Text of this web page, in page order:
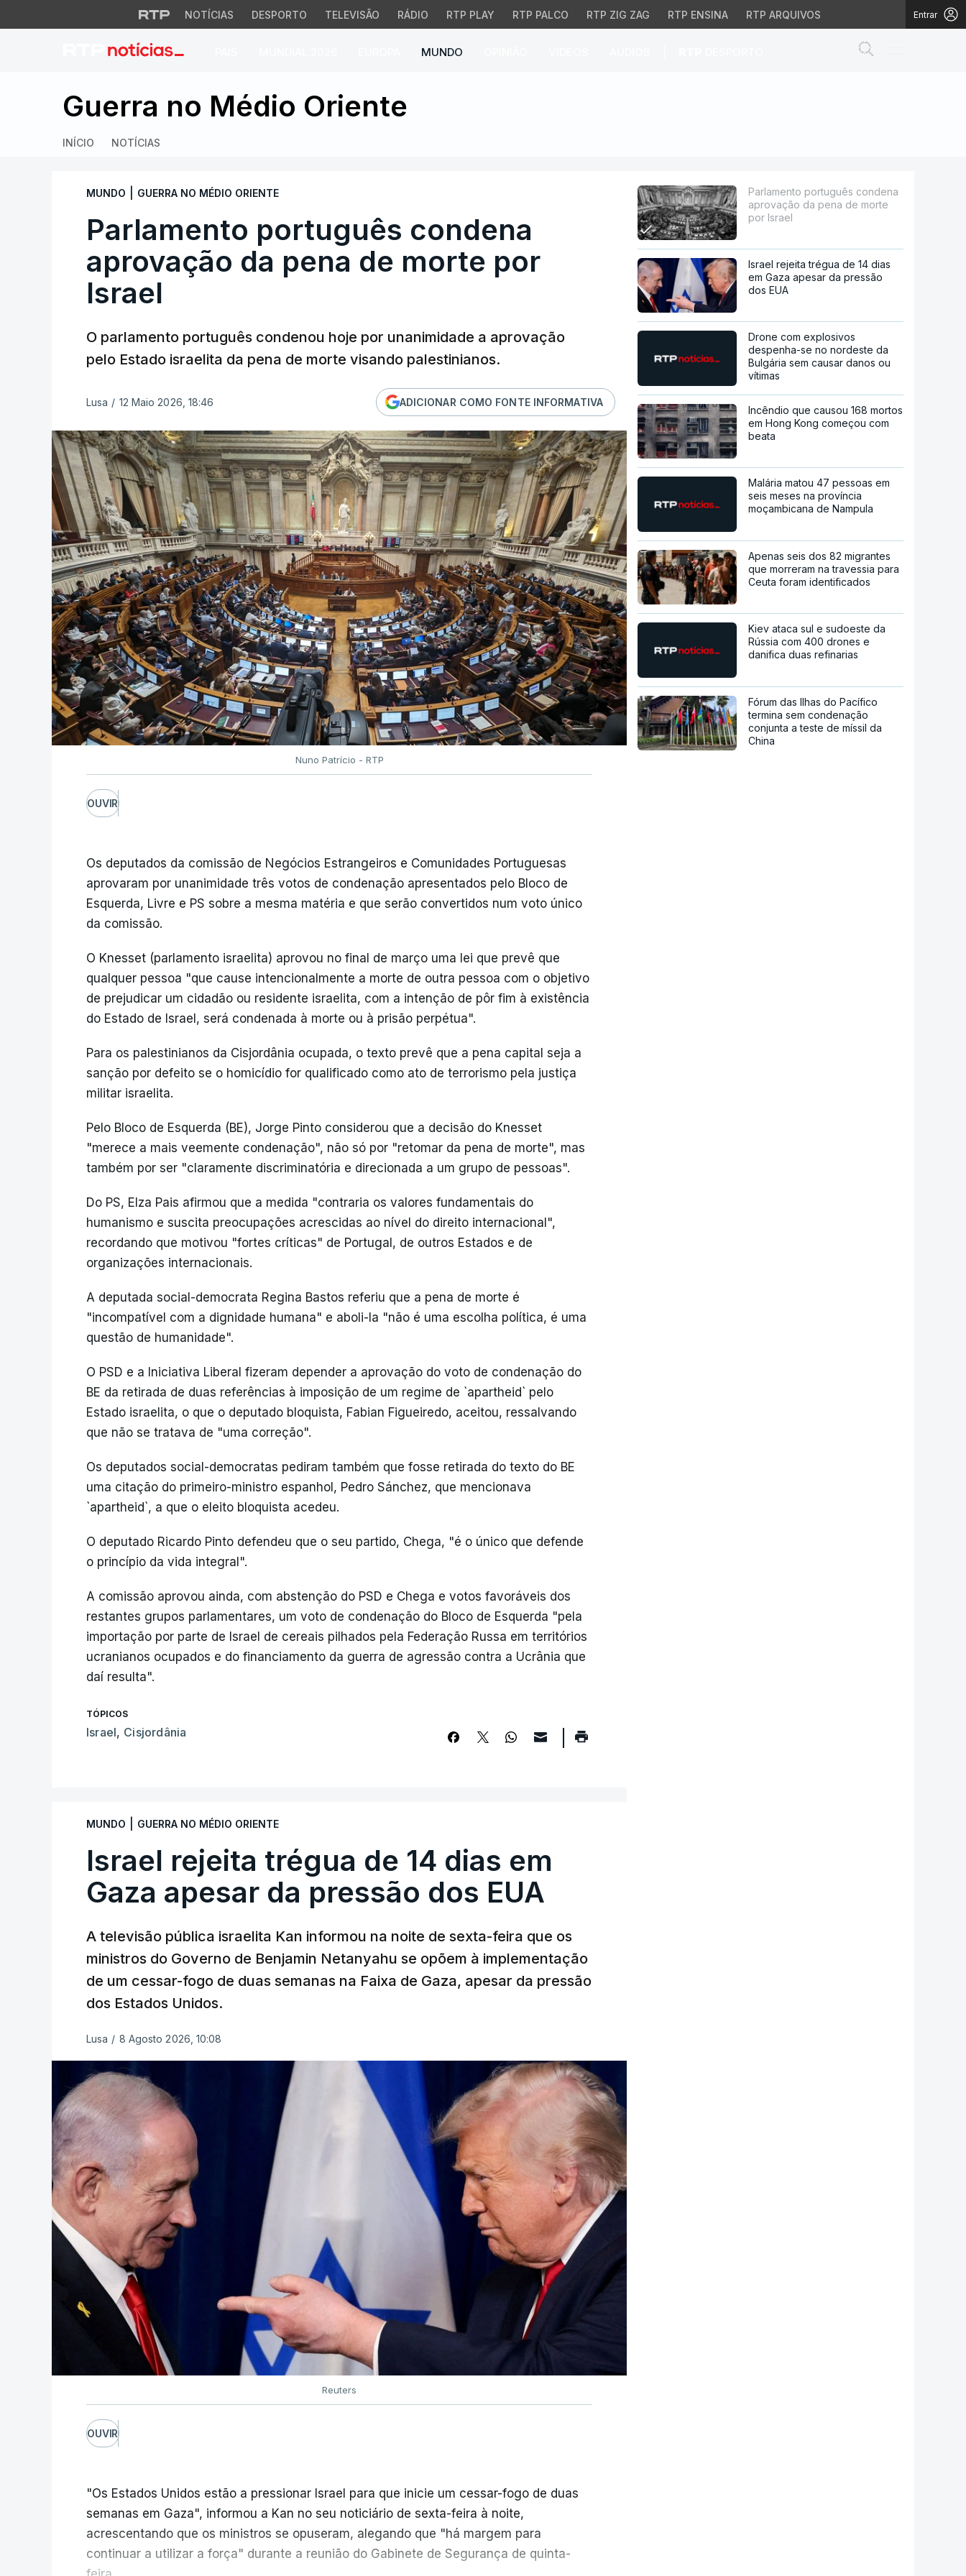
NOTÍCIAS DESPORTO TELEVISÃO RÁDIO RTP PLAY RTP PALCO RTP ZIG ZAG RTP ENSINA RTP ARQUIVOS Entrar
MUNDO
Parlamento português condena aprovação da pena de morte por
Guerra no Médio Oriente
INÍCIO NOTÍCIAS
MUNDO GUERRA NO MÉDIO ORIENTE
Parlamento português condena
aprovação da pena de morte por
Israel
O parlamento português condenou hoje por unanimidade a aprovação
pelo Estado israelita da pena de morte visando palestinianos.
Lusa / 12 Maio 2026, 18:46 ADICIONAR COMO FONTE INFORMATIVA
Nuno Patrício - RTP
OUVIR
Os deputados da comissão de Negócios Estrangeiros e Comunidades Portuguesas
aprovaram por unanimidade três votos de condenação apresentados pelo Bloco de
Esquerda, Livre e PS sobre a mesma matéria e que serão convertidos num voto único
da comissão.
O Knesset (parlamento israelita) aprovou no final de março uma lei que prevê que
qualquer pessoa "que cause intencionalmente a morte de outra pessoa com o objetivo
de prejudicar um cidadão ou residente israelita, com a intenção de pôr fim à existência
do Estado de Israel, será condenada à morte ou à prisão perpétua".
Para os palestinianos da Cisjordânia ocupada, o texto prevê que a pena capital seja a
sanção por defeito se o homicídio for qualificado como ato de terrorismo pela justiça
militar israelita.
Pelo Bloco de Esquerda (BE), Jorge Pinto considerou que a decisão do Knesset
"merece a mais veemente condenação", não só por "retomar da pena de morte", mas
também por ser "claramente discriminatória e direcionada a um grupo de pessoas".
Do PS, Elza Pais afirmou que a medida "contraria os valores fundamentais do
humanismo e suscita preocupações acrescidas ao nível do direito internacional",
recordando que motivou "fortes críticas" de Portugal, de outros Estados e de
organizações internacionais.
A deputada social-democrata Regina Bastos referiu que a pena de morte é
"incompatível com a dignidade humana" e aboli-la "não é uma escolha política, é uma
questão de humanidade".
O PSD e a Iniciativa Liberal fizeram depender a aprovação do voto de condenação do
BE da retirada de duas referências à imposição de um regime de `apartheid` pelo
Estado israelita, o que o deputado bloquista, Fabian Figueiredo, aceitou, ressalvando
que não se tratava de "uma correção".
Os deputados social-democratas pediram também que fosse retirada do texto do BE
uma citação do primeiro-ministro espanhol, Pedro Sánchez, que mencionava
`apartheid`, a que o eleito bloquista acedeu.
O deputado Ricardo Pinto defendeu que o seu partido, Chega, "é o único que defende
o princípio da vida integral".
A comissão aprovou ainda, com abstenção do PSD e Chega e votos favoráveis dos
restantes grupos parlamentares, um voto de condenação do Bloco de Esquerda "pela
importação por parte de Israel de cereais pilhados pela Federação Russa em territórios
ucranianos ocupados e do financiamento da guerra de agressão contra a Ucrânia que
daí resulta".
TÓPICOS
Israel, Cisjordânia
MUNDO GUERRA NO MÉDIO ORIENTE
Israel rejeita trégua de 14 dias em
Gaza apesar da pressão dos EUA
A televisão pública israelita Kan informou na noite de sexta-feira que os
ministros do Governo de Benjamin Netanyahu se opõem à implementação
de um cessar-fogo de duas semanas na Faixa de Gaza, apesar da pressão
dos Estados Unidos.
Lusa / 8 Agosto 2026, 10:08
Reuters
OUVIR
"Os Estados Unidos estão a pressionar Israel para que inicie um cessar-fogo de duas
semanas em Gaza", informou a Kan no seu noticiário de sexta-feira à noite,
acrescentando que os ministros se opuseram, alegando que "há margem para
continuar a utilizar a força" durante a reunião do Gabinete de Segurança de quinta-
Parlamento português condena
aprovação da pena de morte
por Israel
Israel rejeita trégua de 14 dias
em Gaza apesar da pressão
dos EUA
Drone com explosivos
despenha-se no nordeste da
Bulgária sem causar danos ou
vítimas
Incêndio que causou 168 mortos
em Hong Kong começou com
beata
Malária matou 47 pessoas em
seis meses na província
moçambicana de Nampula
Apenas seis dos 82 migrantes
que morreram na travessia para
Ceuta foram identificados
Kiev ataca sul e sudoeste da
Rússia com 400 drones e
danifica duas refinarias
Fórum das Ilhas do Pacífico
termina sem condenação
conjunta a teste de míssil da
China